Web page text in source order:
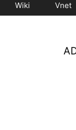
Wiki Vnet